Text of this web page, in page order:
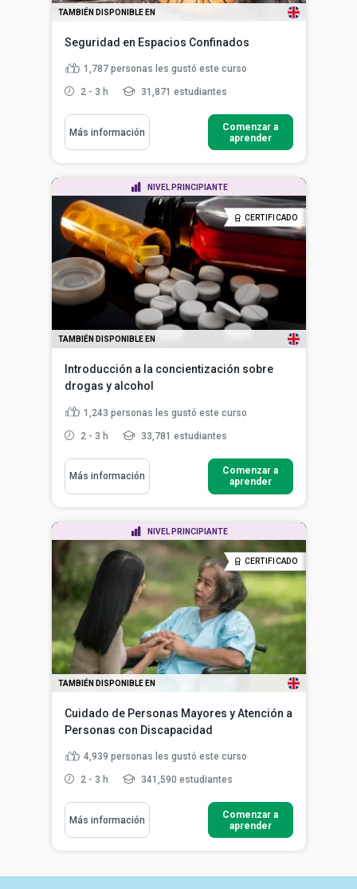
TAMBIÉN DISPONIBLE EN
Seguridad en Espacios Confinados
1,787 personas les gustó este curso
2 - 3 h 31,871 estudiantes
Más información
Comenzar a
aprender
NIVEL PRINCIPIANTE
CERTIFICADO
TAMBIÉN DISPONIBLE EN
Introducción a la concientización sobre
drogas y alcohol
1,243 personas les gustó este curso
2 - 3 h 33,781 estudiantes
Más información
Comenzar a
aprender
NIVEL PRINCIPIANTE
CERTIFICADO
TAMBIÉN DISPONIBLE EN
Cuidado de Personas Mayores y Atención a
Personas con Discapacidad
4,939 personas les gustó este curso
2 - 3 h 341,590 estudiantes
Más información
Comenzar a
aprender